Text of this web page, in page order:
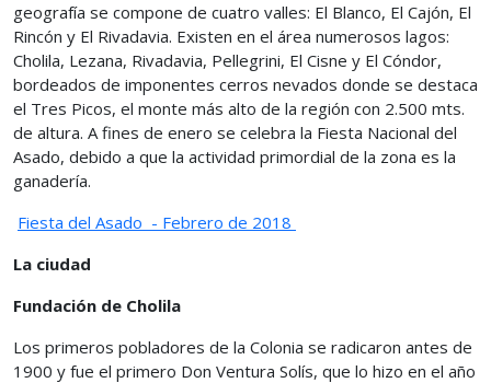
geografía se compone de cuatro valles: El Blanco, El Cajón, El
Rincón y El Rivadavia. Existen en el área numerosos lagos:
Cholila, Lezana, Rivadavia, Pellegrini, El Cisne y El Cóndor,
bordeados de imponentes cerros nevados donde se destaca
el Tres Picos, el monte más alto de la región con 2.500 mts.
de altura. A fines de enero se celebra la Fiesta Nacional del
Asado, debido a que la actividad primordial de la zona es la
ganadería.
Fiesta del Asado - Febrero de 2018
La ciudad
Fundación de Cholila
Los primeros pobladores de la Colonia se radicaron antes de
1900 y fue el primero Don Ventura Solís, que lo hizo en el año